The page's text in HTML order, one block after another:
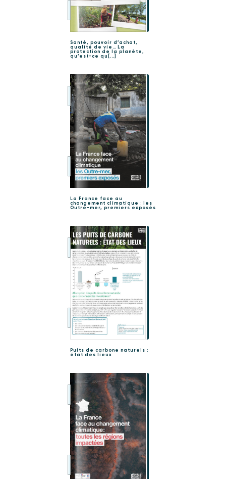
Santé, pouvoir d’achat,
qualité de vie… La
protection de la planète,
qu’est-ce qu[...]
La France face au
changement climatique : les
Outre-mer, premiers exposés
Puits de carbone naturels :
état des lieux